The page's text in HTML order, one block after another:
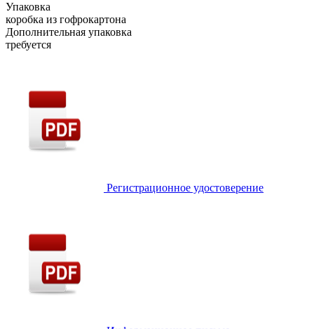
Упаковка
коробка из гофрокартона
Дополнительная упаковка
требуется
Регистрационное удостоверение